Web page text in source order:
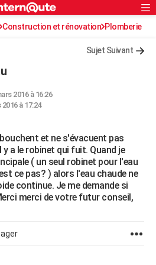
Rechercher
S'inscrire
Connexion
Construction et rénovation Plomberie
Sujet Suivant
2016 à 16:26
2016 à 17:24
et ne s'évacuent pas
a le robinet qui fuit. Quand je
( un seul robinet pour l'eau
ce pas? ) alors l'eau chaude ne
continue. Je me demande si
merci de votre futur conseil,